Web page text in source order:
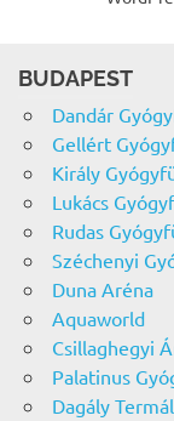
BUDAPEST
Dandár
Gellért
Király
Lukács
Rudas
Széchenyi
Duna Aréna
Aquaworld
Csillaghegyi
Palatinus
Dagály